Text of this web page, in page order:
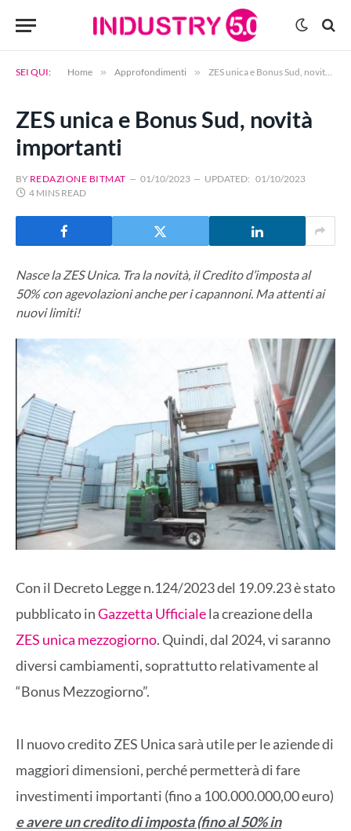
SEI QUI: Home » Approfondimenti » ZES unica e Bonus Sud, novità importanti
ZES unica e Bonus Sud, novità
importanti
BY REDAZIONE BITMAT 01/10/2023 UPDATED: 01/10/2023
4 MINS READ
Nasce la ZES Unica. Tra la novità, il Credito d’imposta al
50% con agevolazioni anche per i capannoni. Ma attenti ai
nuovi limiti!
Con il Decreto Legge n.124/2023 del 19.09.23 è stato
pubblicato inGazzetta Ufficialela creazione della
ZES unica mezzogiorno. Quindi, dal 2024, vi saranno
diversi cambiamenti, soprattutto relativamente al
“Bonus Mezzogiorno”.
Il nuovo credito ZES Unica sarà utile per le aziende di
maggiori dimensioni, perché permetterà di fare
investimenti importanti (fino a 100.000.000,00 euro)
e avere un credito di imposta (fino al 50% in